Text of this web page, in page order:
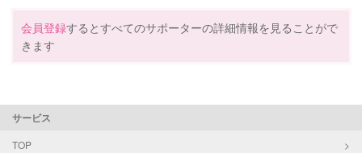
会員登録するとすべてのサポーターの詳細情報を見ることがで
きます
サービス
TOP